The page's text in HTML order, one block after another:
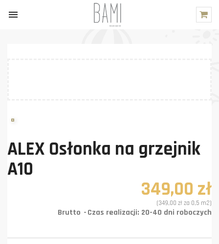

ALEX Osłonka na grzejnik
A10
349,00 zł
(349,00 zł za 0,5 m2)
Brutto Czas realizacji: 20-40 dni roboczych